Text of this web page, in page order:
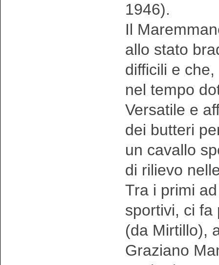
1946).
Il
allo stato
difficili e
nel tempo
Versatile e
dei butteri
un cavallo
di rilievo
Tra i primi
sportivi, ci fa
(da Mirtillo),
Graziano